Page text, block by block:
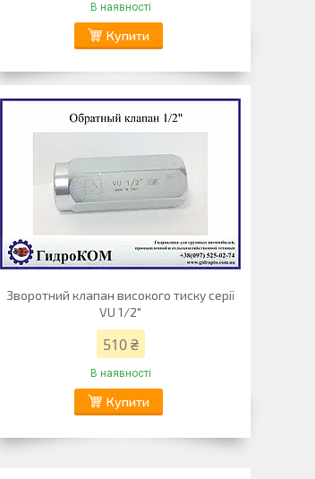
В наявності
Купити
Зворотний клапан високого тиску серії
VU 1/2"
510 ₴
В наявності
Купити